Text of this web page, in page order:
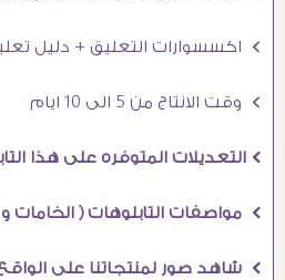
Ö اكسسوارات التعليق + دليل تعليق مصور
Ö وقت الانتاج من 5 الى 10 ايام
Ö التعديلات المتوفره على هذا التابلوه
Ö مواصفات التابلوهات ( الخامات و الصناعة )
Ö شاهد صور لمنتجاتنا على الواقع